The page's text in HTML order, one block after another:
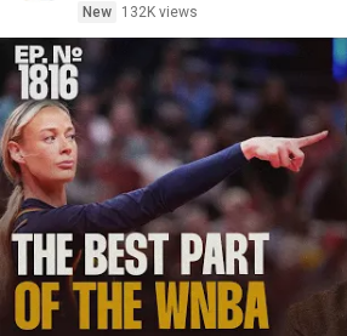
New
132K views